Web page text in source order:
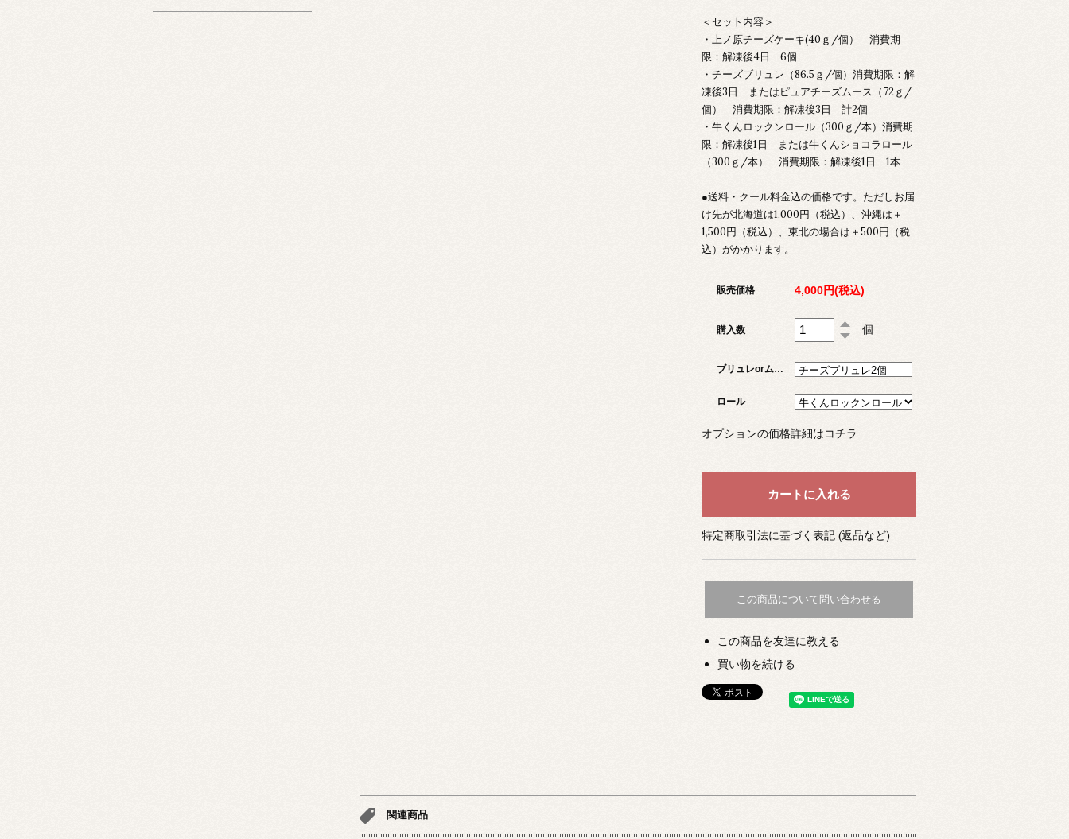
＜セット内容＞
・上ノ原チーズケーキ(40ｇ/個） 消費期
限：解凍後4日 6個
・チーズブリュレ（86.5ｇ/個）消費期限：解
凍後3日 またはピュアチーズムース（72ｇ/
個） 消費期限：解凍後3日 計2個
・牛くんロックンロール（300ｇ/本）消費期
限：解凍後1日 または牛くんショコラロール
（300ｇ/本） 消費期限：解凍後1日 1本
●送料・クール料金込の価格です。ただしお届
け先が北海道は1,000円（税込）、沖縄は＋
1,500円（税込）、東北の場合は＋500円（税
込）がかかります。
販売価格 4,000円(税込)
購入数 個
ブリュレorムース
ロール
オプションの価格詳細はコチラ
特定商取引法に基づく表記 (返品など)
この商品について問い合わせる
この商品を友達に教える
買い物を続ける
関連商品